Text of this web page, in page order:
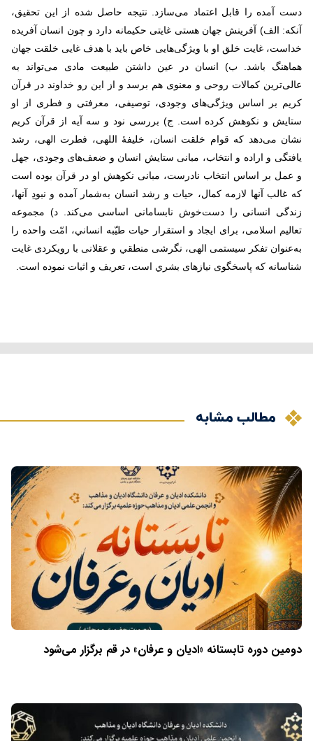
دست آمده را قابل اعتماد می‌سازد. نتیجه حاصل شده از این تحقیق،
آنکه: الف) آفرینش جهان هستی غایتی حکیمانه دارد و چون انسان آفریده
خداست، غایت خلق او با ویژگی‎‌هایی خاص باید با هدف غایی خلقت جهان
هماهنگ باشد. ب) انسان در عین داشتن طبیعت مادی می‌تواند به
عالی‌ترین کمالات روحی و معنوی هم برسد و از این ‌رو خداوند در قرآن
کریم بر اساس ویژگی‌های وجودی، توصیفی، معرفتی و فطری از او
ستایش و نکوهش کرده است. ج) بررسی نود و سه آیه از قرآن کریم
نشان می‌دهد که قوام خلقت انسان، خلیفۀ اللهی، فطرت الهی، رشد
یافتگی و اراده و انتخاب، مبانی ستایش‌ انسان و ضعف‌های وجودی، جهل
و عمل بر اساس انتخاب نادرست، مبانی نکوهش او در قرآن بوده است
که غالب آنها لازمه کمال، حیات و رشد انسان به‌شمار آمده و نبودِ آنها،
زندگی انسانی را دست‌خوش نابسامانی اساسی می‌کند. د) مجموعه
تعالیم اسلامی، برای ايجاد و استقرار حيات طيّبه انساني، امّت واحده را
بهعنوان­ تفکر سیستمی الهی، نگرشی منطقي و عقلانی با رویکردی غایت
شناسانه که پاسخگوی نیازهای بشري است، تعريف ­و اثبات ­نموده است.
مطالب مشابه
دومین دوره تابستانه «ادیان و عرفان» در قم برگزار می‌شود